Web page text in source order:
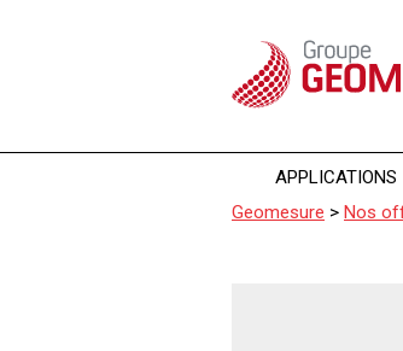
APPLICATIONS
Geomesure > Nos